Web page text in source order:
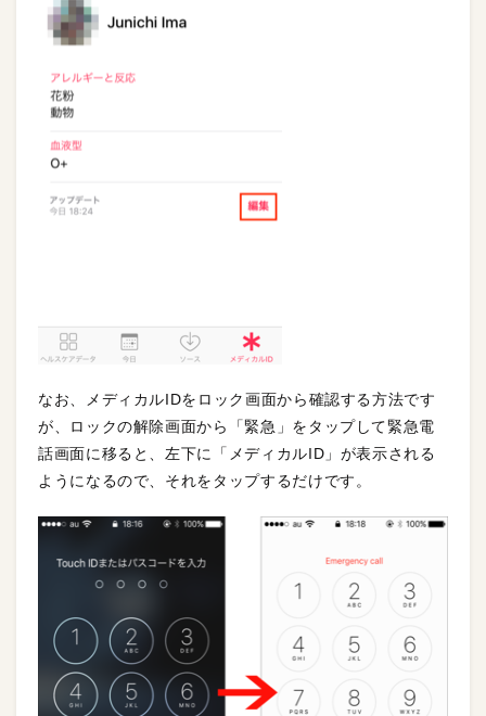
なお、メディカルIDをロック画面から確認する方法です
が、ロックの解除画面から「緊急」をタップして緊急電
話画面に移ると、左下に「メディカルID」が表示される
ようになるので、それをタップするだけです。